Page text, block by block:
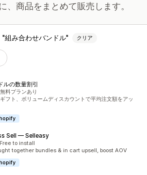
、商品をまとめて販売します。
組み合わせバンドル クリア
ルの数量割引
：3209件
無料プランあり
フト、ボリュームディスカウントで平均注文額をアッ
Sell — Selleasy
2479件
Free to install
together bundles & in cart upsell, boost AOV